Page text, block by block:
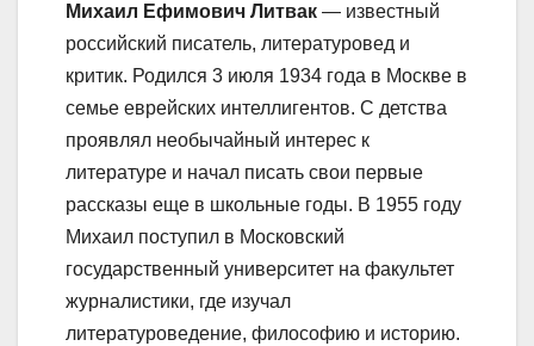
Михаил Ефимович Литвак — известный
российский писатель, литературовед и
критик. Родился 3 июля 1934 года в Москве в
семье еврейских интеллигентов. С детства
проявлял необычайный интерес к
литературе и начал писать свои первые
рассказы еще в школьные годы. В 1955 году
Михаил поступил в Московский
государственный университет на факультет
журналистики, где изучал
литературоведение, философию и историю.